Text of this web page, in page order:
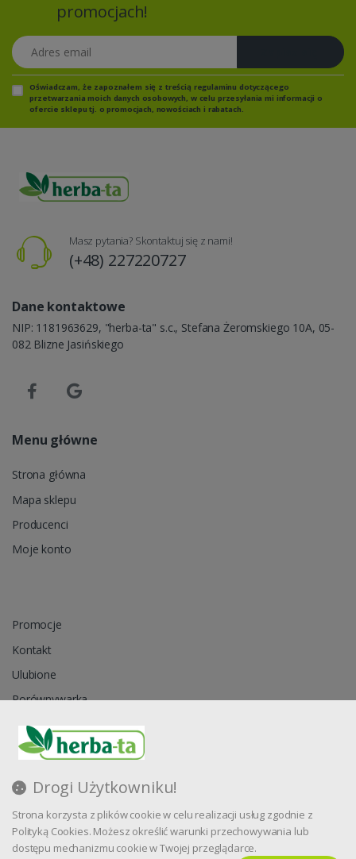
Drogi Użytkowniku!
Strona korzysta z plików cookie w celu realizacji usług zgodnie z
Polityką Cookies. Możesz określić warunki przechowywania lub
dostępu mechanizmu cookie w Twojej przeglądarce.
promocjach!
Adres email
Oświadczam, że zapoznałem się z treścią regulaminu dotyczącego
przetwarzania moich danych osobowych, w celu przesyłania mi informacji o
ofercie sklepu tj. o promocjach, nowościach i rabatach.
Masz pytania? Skontaktuj się z nami!
(+48) 227220727
Dane kontaktowe
NIP: 1181963629, "herba-ta" s.c., Stefana Żeromskiego 10A, 05-
082 Blizne Jasińskiego
Menu główne
Strona główna
Mapa sklepu
Producenci
Moje konto
Promocje
Kontakt
Ulubione
Porównywarka
Zapytanie ofertowe
Blog